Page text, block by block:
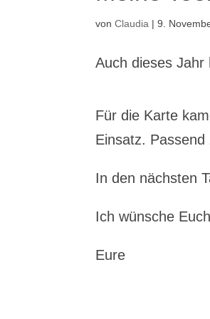
vonClaudia |9.
Auch dieses
Für die Karte
Einsatz.
In den nächsten
Ich wünsche
Eure